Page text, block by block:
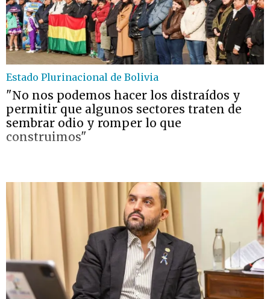
Estado Plurinacional de Bolivia
"No nos podemos hacer los distraídos y
permitir que algunos sectores traten de
sembrar odio y romper lo que
construimos"